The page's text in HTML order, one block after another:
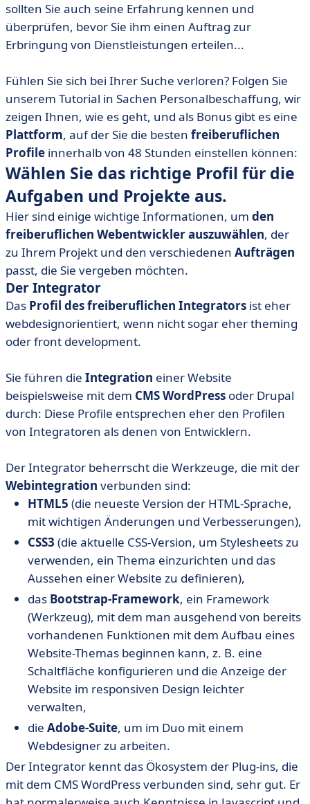
sollten Sie auch seine Erfahrung kennen und
überprüfen, bevor Sie ihm einen Auftrag zur
Erbringung von Dienstleistungen erteilen...
Fühlen Sie sich bei Ihrer Suche verloren? Folgen Sie
unserem Tutorial in Sachen Personalbeschaffung, wir
zeigen Ihnen, wie es geht, und als Bonus gibt es eine
Plattform, auf der Sie die besten freiberuflichen
Profile innerhalb von 48 Stunden einstellen können:
Wählen Sie das richtige Profil für die
Aufgaben und Projekte aus.
Hier sind einige wichtige Informationen, um den
freiberuflichen Webentwickler auszuwählen, der
zu Ihrem Projekt und den verschiedenen Aufträgen
passt, die Sie vergeben möchten.
Der Integrator
Das Profil des freiberuflichen Integrators ist eher
webdesignorientiert, wenn nicht sogar eher theming
oder front development.
Sie führen die Integration einer Website
beispielsweise mit dem CMS WordPress oder Drupal
durch: Diese Profile entsprechen eher den Profilen
von Integratoren als denen von Entwicklern.
Der Integrator beherrscht die Werkzeuge, die mit der
Webintegration verbunden sind:
HTML5 (die neueste Version der HTML-Sprache,
mit wichtigen Änderungen und Verbesserungen),
CSS3 (die aktuelle CSS-Version, um Stylesheets zu
verwenden, ein Thema einzurichten und das
Aussehen einer Website zu definieren),
das Bootstrap-Framework, ein Framework
(Werkzeug), mit dem man ausgehend von bereits
vorhandenen Funktionen mit dem Aufbau eines
Website-Themas beginnen kann, z. B. eine
Schaltfläche konfigurieren und die Anzeige der
Website im responsiven Design leichter
verwalten,
die Adobe-Suite, um im Duo mit einem
Webdesigner zu arbeiten.
Der Integrator kennt das Ökosystem der Plug-ins, die
mit dem CMS WordPress verbunden sind, sehr gut. Er